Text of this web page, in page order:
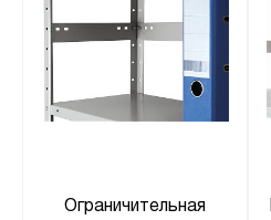
Ограничительная